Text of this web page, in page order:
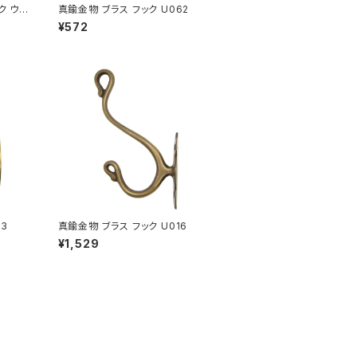
ウォ
真鍮金物 ブラス フック U062
¥572
真鍮金物 ブラス フック U016
¥1,529